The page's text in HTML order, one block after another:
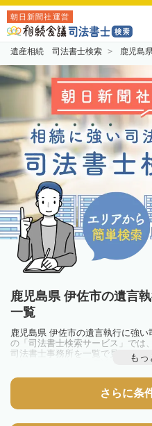
朝日新聞社運営
遺産相続 司法書士検索 鹿児島
鹿児島県 伊佐市の遺言
一覧
鹿児島県 伊佐市の遺言執行に強
の「司法書士検索サービス」では
司法書士事務所を一覧で見ること
を抱えている方は一度近隣の司法
もっ
さらに条